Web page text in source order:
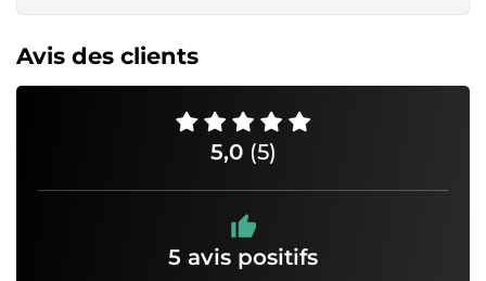
Avis des clients
5,0 (5)
5 avis positifs